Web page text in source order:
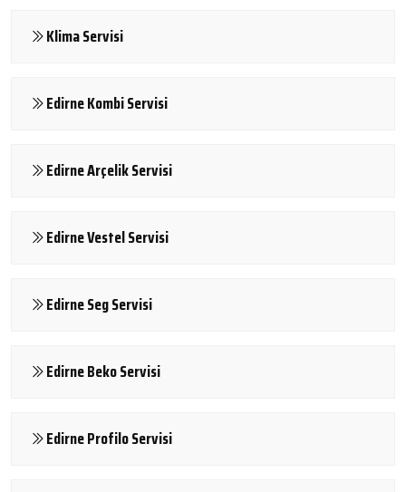
Klima Servisi
Edirne Kombi Servisi
Edirne Arçelik Servisi
Edirne Vestel Servisi
Edirne Seg Servisi
Edirne Beko Servisi
Edirne Profilo Servisi